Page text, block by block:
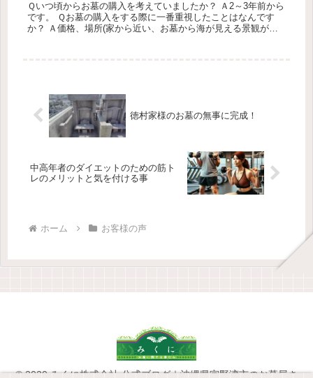
Ｑいつ頃からお墓の購入を考えていましたか？ Ａ2～3年前から
です。 Ｑお墓の購入をする際に一番重視したことはなんです
か？ Ａ価格、場所(家から近い、お墓から海が見える景観がい
徳村家様のお墓の無事に完成！
中高年者のダイエットのための筋ト
レのメリットと気を付ける事
ホーム お客様の声
© 2020 みくに株式会社 公式ブログ｜沖縄県宜野湾市のお墓屋さ